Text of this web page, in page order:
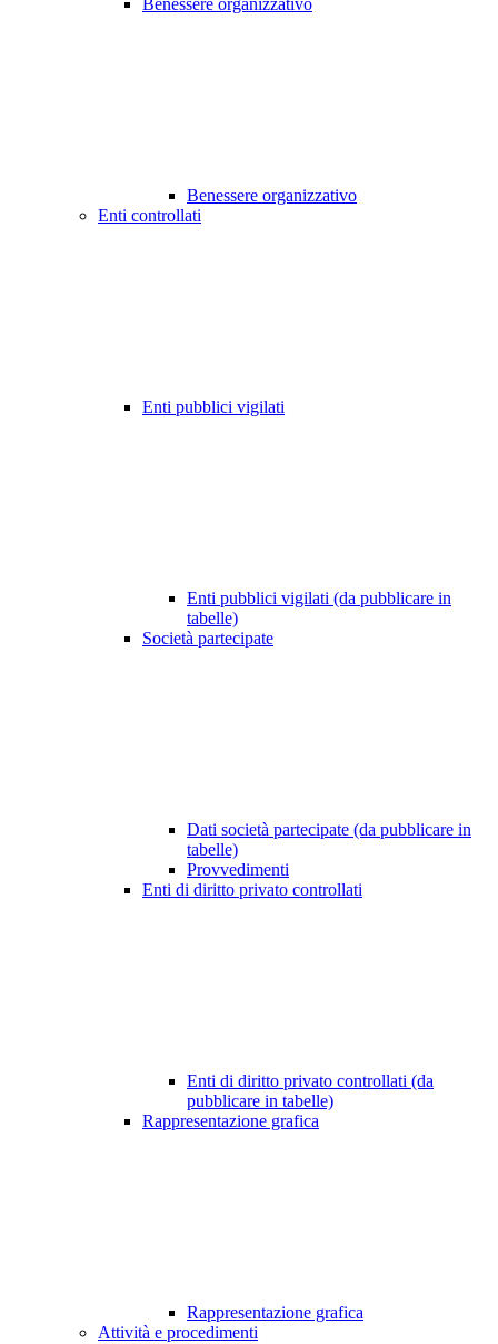
Benessere organizzativo
Benessere organizzativo
Enti controllati
Enti pubblici vigilati
Enti pubblici vigilati (da pubblicare in
tabelle)
Società partecipate
Dati società partecipate (da pubblicare in
tabelle)
Provvedimenti
Enti di diritto privato controllati
Enti di diritto privato controllati (da
pubblicare in tabelle)
Rappresentazione grafica
Rappresentazione grafica
Attività e procedimenti